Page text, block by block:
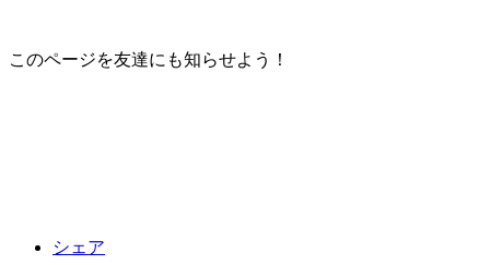
このページを友達にも知らせよう！
シェア